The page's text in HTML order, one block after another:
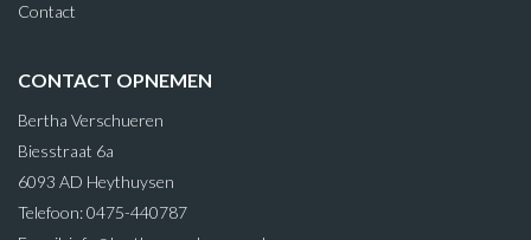
Contact
CONTACT OPNEMEN
Bertha Verschueren
Biesstraat 6a
6093 AD Heythuysen
Telefoon: 0475-440787